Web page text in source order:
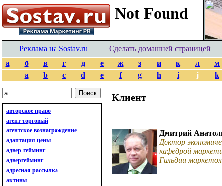
Реклама на Sostav.ru
Сделать домашней страницей
а
б в г д е ж з и к л
м
a
b c d e f g h i j k
авторское право
агент торговый
агентское вознаграждение
адаптация цены
адвер-гейминг
адвергейминг
адресная рассылка
активы
Клиент
Дмитрий
Доктор
кафедрой
Гильдии